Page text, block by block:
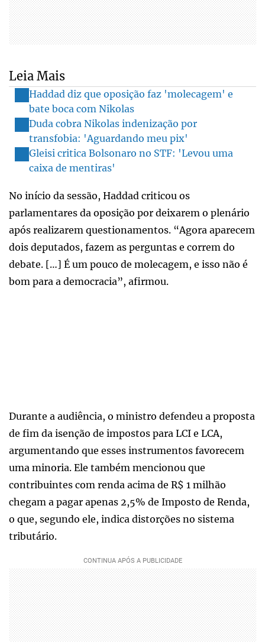
Leia Mais
Haddad diz que oposição faz 'molecagem' e
bate boca com Nikolas
Duda cobra Nikolas indenização por
transfobia: 'Aguardando meu pix'
Gleisi critica Bolsonaro no STF: 'Levou uma
caixa de mentiras'
No início da sessão, Haddad criticou os
parlamentares da oposição por deixarem o plenário
após realizarem questionamentos. “Agora aparecem
dois deputados, fazem as perguntas e correm do
debate. […] É um pouco de molecagem, e isso não é
bom para a democracia”, afirmou.
Durante a audiência, o ministro defendeu a proposta
de fim da isenção de impostos para LCI e LCA,
argumentando que esses instrumentos favorecem
uma minoria. Ele também mencionou que
contribuintes com renda acima de R$ 1 milhão
chegam a pagar apenas 2,5% de Imposto de Renda,
o que, segundo ele, indica distorções no sistema
tributário.